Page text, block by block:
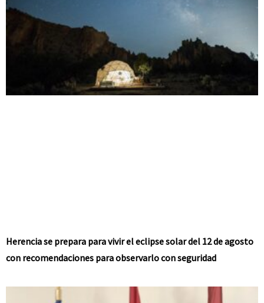
Herencia se prepara para vivir el eclipse solar del 12 de agosto
con recomendaciones para observarlo con seguridad